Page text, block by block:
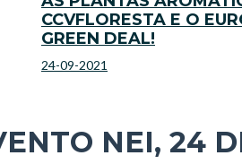
CCVFLORESTA E O
GREEN DEAL!
24-09-2021
NEI, 24